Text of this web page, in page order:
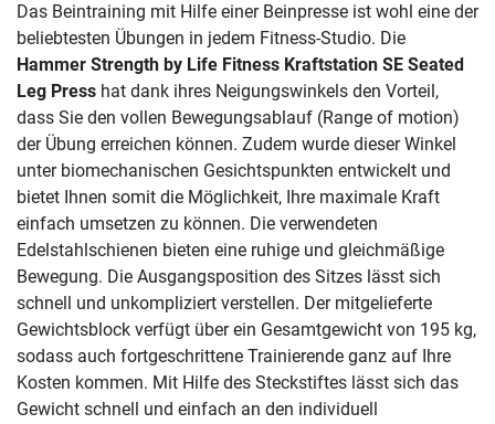
Das Beintraining mit Hilfe einer Beinpresse ist wohl eine der
beliebtesten Übungen in jedem Fitness-Studio. Die
Hammer Strength by Life Fitness Kraftstation SE Seated
Leg Press hat dank ihres Neigungswinkels den Vorteil,
dass Sie den vollen Bewegungsablauf (Range of motion)
der Übung erreichen können. Zudem wurde dieser Winkel
unter biomechanischen Gesichtspunkten entwickelt und
bietet Ihnen somit die Möglichkeit, Ihre maximale Kraft
einfach umsetzen zu können. Die verwendeten
Edelstahlschienen bieten eine ruhige und gleichmäßige
Bewegung. Die Ausgangsposition des Sitzes lässt sich
schnell und unkompliziert verstellen. Der mitgelieferte
Gewichtsblock verfügt über ein Gesamtgewicht von 195 kg,
sodass auch fortgeschrittene Trainierende ganz auf Ihre
Kosten kommen. Mit Hilfe des Steckstiftes lässt sich das
Gewicht schnell und einfach an den individuell